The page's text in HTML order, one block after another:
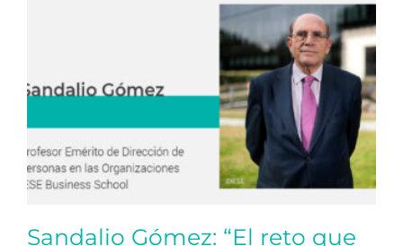
Sandalio Gómez: “El reto que